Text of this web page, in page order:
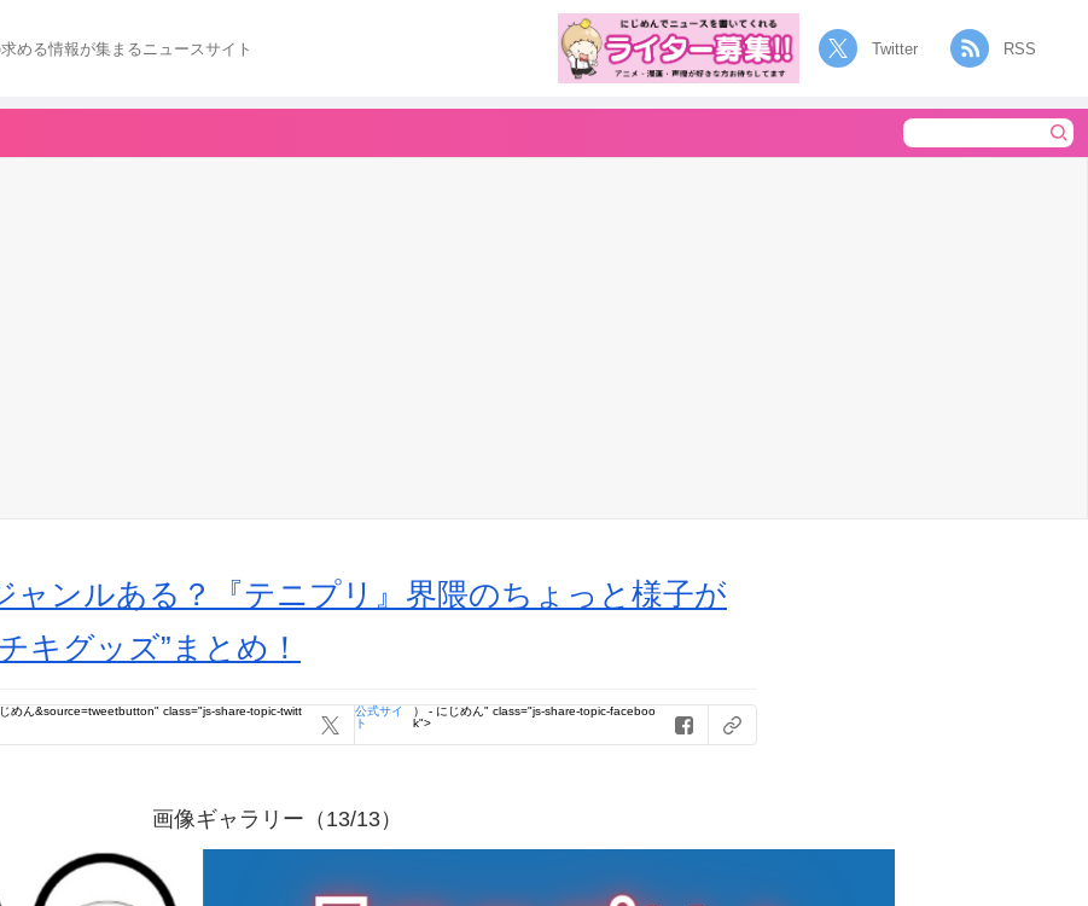
める情報が集まるニュースサイト Twitter RSS
ャンルある？『テニプリ』界隈のちょっと様子が
キグッズ”まとめ！
めん&source=tweetbutton" class="js-share-topic-twitt
公式サイ
ト
） - にじめん" class="js-share-topic-faceboo
k">
画像ギャラリー（13/13）